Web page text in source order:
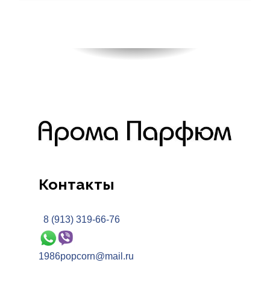
Контакты
8 (913) 319-66-76
1986popcorn@mail.ru